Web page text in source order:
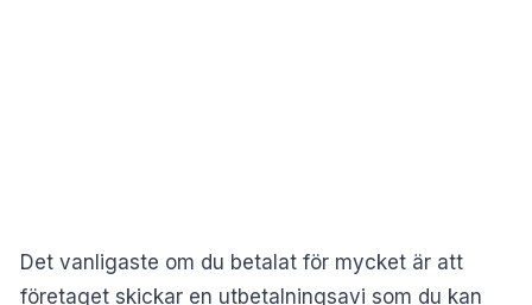
Det vanligaste om du betalat för mycket är att
företaget skickar en utbetalningsavi som du kan